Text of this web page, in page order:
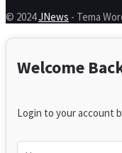
© 2024JNews - Tema
Welcome
Login to your account